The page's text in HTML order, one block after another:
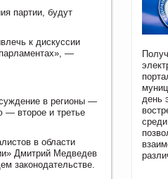
партии, будут
к дискуссии
—
в регионы —
— второе и третье
в области
Дмитрий Медведев
законодательстве.
день